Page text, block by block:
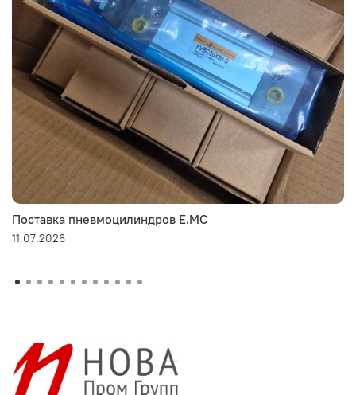
Поставка пневмоцилиндров E.MC
11.07.2026